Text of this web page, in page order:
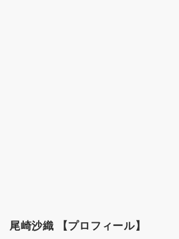
尾崎沙織 【プロフィール】